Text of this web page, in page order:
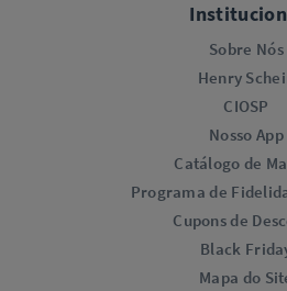
Sobre Nós
Henry
CIOSP
Nosso App
Catálogo de
Programa de
Cupons de
Black
Mapa do